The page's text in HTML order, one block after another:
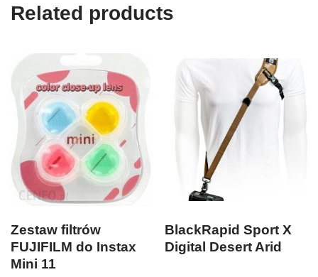
Related products
Zestaw filtrów
FUJIFILM do Instax
Mini 11
BlackRapid Sport X
Digital Desert Arid